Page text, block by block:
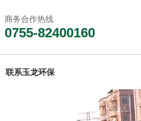
商务合作热线
0755-82400160
联系玉龙环保